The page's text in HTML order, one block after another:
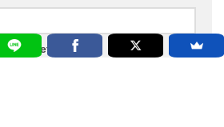
newsletter!